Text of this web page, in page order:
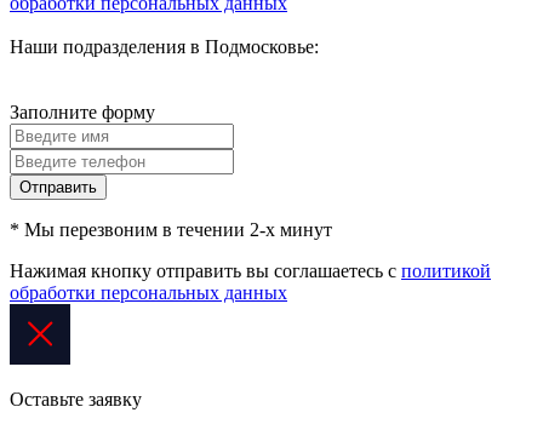
Наши подразделения в Подмосковье:
Заполните форму
Отправить
* Мы перезвоним в течении 2-х минут
Нажимая кнопку отправить вы соглашаетесь с политикой
обработки персональных данных
Оставьте заявку